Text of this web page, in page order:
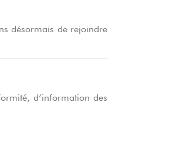
désormais de rejoindre
d’information des